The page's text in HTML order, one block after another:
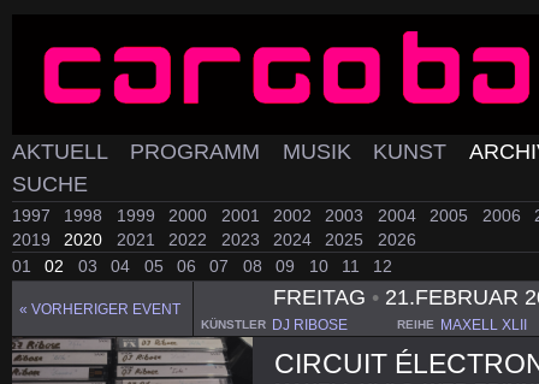
AKTUELL PROGRAMM MUSIK KUNST
SUCHE
1997 1998 1999 2000 2001 2002 2003 2004 2005 2006
2019
2020 2021 2022 2023 2024 2025
2026
01
02 03 04 05 06 07 08 09 10 11 12
« VORHERIGER EVENT
FREITAG •21.FEBRUAR
KÜNSTLER DJ RIBOSE REIHE MAXELL XLII
CIRCUIT